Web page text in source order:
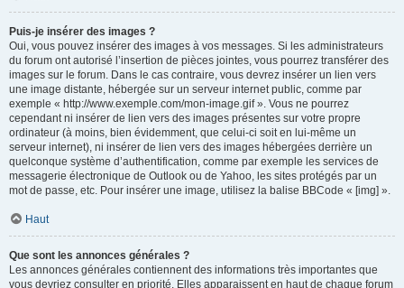
Puis-je insérer des images ?
Oui, vous pouvez insérer des images à vos messages. Si les administrateurs
du forum ont autorisé l’insertion de pièces jointes, vous pourrez transférer des
images sur le forum. Dans le cas contraire, vous devrez insérer un lien vers
une image distante, hébergée sur un serveur internet public, comme par
exemple « http://www.exemple.com/mon-image.gif ». Vous ne pourrez
cependant ni insérer de lien vers des images présentes sur votre propre
ordinateur (à moins, bien évidemment, que celui-ci soit en lui-même un
serveur internet), ni insérer de lien vers des images hébergées derrière un
quelconque système d’authentification, comme par exemple les services de
messagerie électronique de Outlook ou de Yahoo, les sites protégés par un
mot de passe, etc. Pour insérer une image, utilisez la balise BBCode « [img] ».
Haut
Que sont les annonces générales ?
Les annonces générales contiennent des informations très importantes que
vous devriez consulter en priorité. Elles apparaissent en haut de chaque forum